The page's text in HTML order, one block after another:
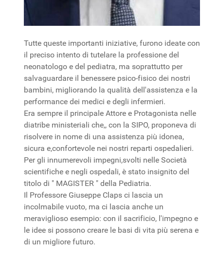
Tutte queste importanti iniziative, furono ideate con
il preciso intento di tutelare la professione del
neonatologo e del pediatra, ma soprattutto per
salvaguardare il benessere psico-fisico dei nostri
bambini, migliorando la qualità dell'assistenza e la
performance dei medici e degli infermieri.
Era sempre il principale Attore e Protagonista nelle
diatribe ministeriali che,, con la SIPO, proponeva di
risolvere in nome di una assistenza più idonea,
sicura e,confortevole nei nostri reparti ospedalieri.
Per gli innumerevoli impegni,svolti nelle Società
scientifiche e negli ospedali, è stato insignito del
titolo di " MAGISTER " della Pediatria.
Il Professore Giuseppe Claps ci lascia un
incolmabile vuoto, ma ci lascia anche un
meraviglioso esempio: con il sacrificio, l'impegno e
le idee si possono creare le basi di vita più serena e
di un migliore futuro.